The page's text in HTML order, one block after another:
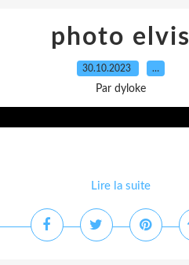
photo elvis
30.10.2023 …
Par dyloke
Lire la suite